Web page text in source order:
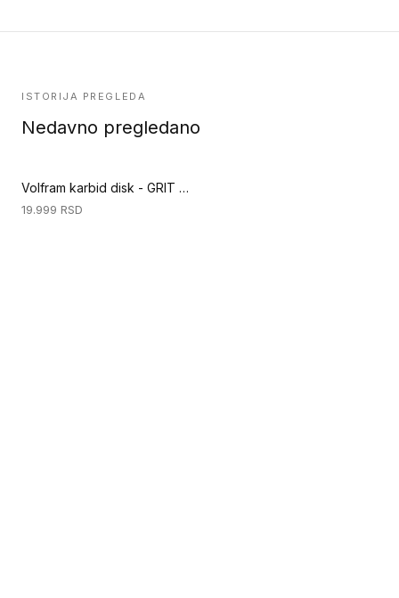
ISTORIJA PREGLEDA
Nedavno pregledano
Volfram karbid disk - GRIT 14 (Priprema podloge)
19.999 RSD